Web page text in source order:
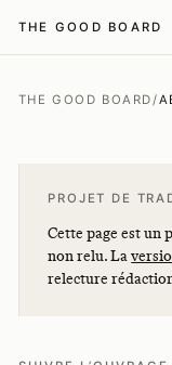
THE GOOD BOARD
THE GOOD BOARD/
PROJET DE
Cette page est un
non relu. La
relecture